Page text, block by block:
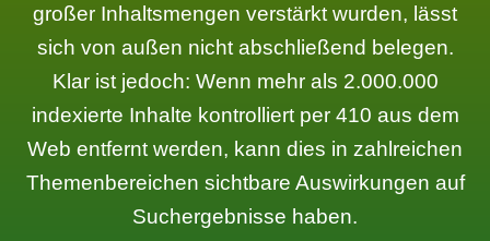
großer Inhaltsmengen verstärkt wurden, lässt
sich von außen nicht abschließend belegen.
Klar ist jedoch: Wenn mehr als 2.000.000
indexierte Inhalte kontrolliert per 410 aus dem
Web entfernt werden, kann dies in zahlreichen
Themenbereichen sichtbare Auswirkungen auf
Suchergebnisse haben.